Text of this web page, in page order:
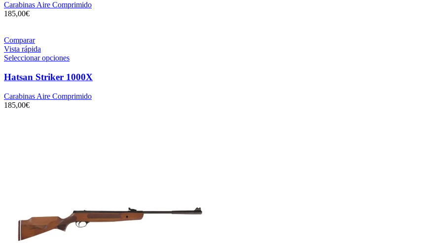
Carabinas Aire Comprimido
185,00€
Comparar
Vista rápida
Seleccionar opciones
Hatsan Striker 1000X
Carabinas Aire Comprimido
185,00€